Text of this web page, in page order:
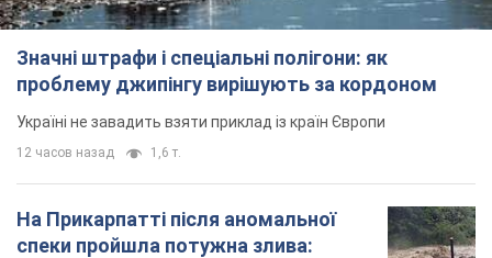
Значні штрафи і спеціальні полігони: як
проблему джипінгу вирішують за кордоном
Україні не завадить взяти приклад із країн Європи
12 часов назад 1,6 т.
На Прикарпатті після аномальної
спеки пройшла потужна злива: